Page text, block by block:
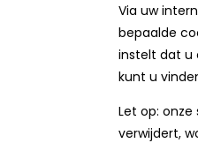
Via uw
bepaalde
instelt dat u
kunt u
Let op:
verwijdert,